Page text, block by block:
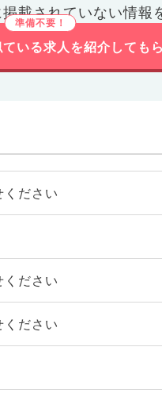
載されていない情報
いる求人を紹介しても
ださい
ださい
ださい